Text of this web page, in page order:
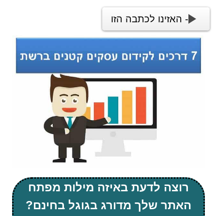
- האזינו לכתבה הזו
רוצה לדעת באיזה מילות מפתח
האתר שלך מדורג בגוגל בחינם?